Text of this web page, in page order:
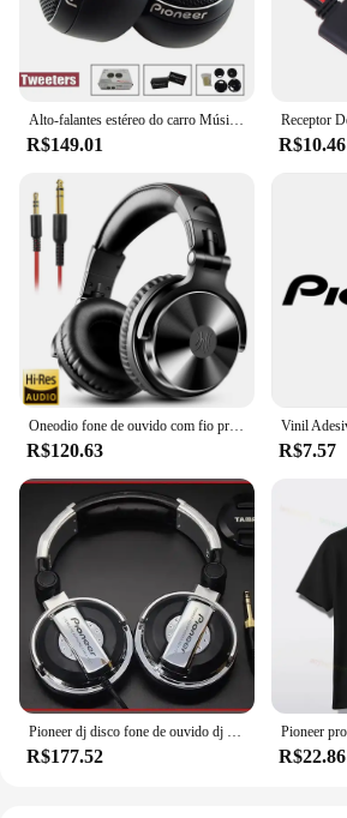
Alto-falantes estéreo do carro Música Carro Tweeters 300W Car Audio Silk Film Speaker Boxes High-Pitched Modifier Tweeters
R$149.01 R$10.46
Oneodio fone de ouvido com fio profissional estúdio pro dj fones de ouvido com microfone cabo de serviço duplo monitor de alta fidelidade fone de ouvido de música para telefone pc
R$120.63 R$7.57
Pioneer dj disco fone de ouvido dj música fones dj tuning fones monitor telefone móvel computador personalizado
R$177.52 R$22.86